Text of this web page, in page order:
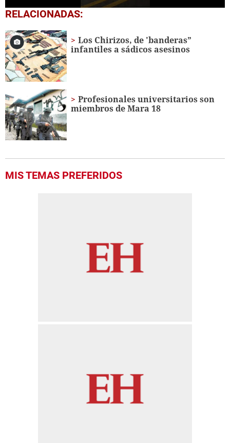
0
seconds
15
seconds
RELACIONADAS:
Los Chirizos, de 'banderas”
infantiles a sádicos asesinos
Profesionales universitarios son
miembros de Mara 18
MIS TEMAS PREFERIDOS